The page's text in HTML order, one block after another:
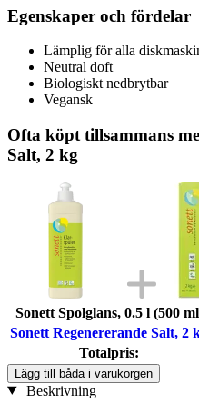
Egenskaper och fördelar
Lämplig för alla
Neutral doft
Biologiskt nedbrytbar
Vegansk
Ofta köpt tillsammans
Salt, 2 kg
Sonett Spolglans, 0.5 l (500
Sonett Regenererande Salt, 2
Totalpris:
Lägg till båda i varukorgen
Beskrivning